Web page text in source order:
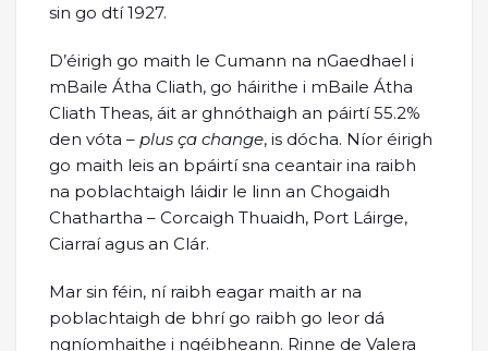
sin go dtí 1927.
D’éirigh go maith le Cumann na nGaedhael i
mBaile Átha Cliath, go háirithe i mBaile Átha
Cliath Theas, áit ar ghnóthaigh an páirtí 55.2%
den vóta – plus ça change, is dócha. Níor éirigh
go maith leis an bpáirtí sna ceantair ina raibh
na poblachtaigh láidir le linn an Chogaidh
Chathartha – Corcaigh Thuaidh, Port Láirge,
Ciarraí agus an Clár.
Mar sin féin, ní raibh eagar maith ar na
poblachtaigh de bhrí go raibh go leor dá
ngníomhaithe i ngéibheann. Rinne de Valera